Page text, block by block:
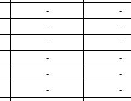
-
-
-
-
-
-
-
-
-
-
-
-